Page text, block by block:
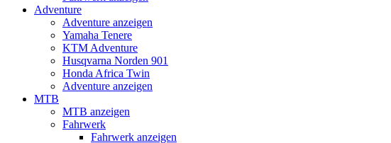
Adventure
Adventure anzeigen
Yamaha Tenere
KTM Adventure
Husqvarna Norden 901
Honda Africa Twin
Adventure anzeigen
MTB
MTB anzeigen
Fahrwerk
Fahrwerk anzeigen